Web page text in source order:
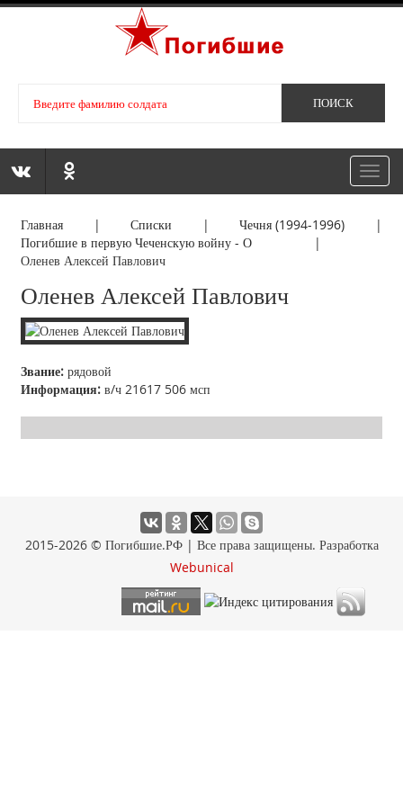
Главная |Списки |Чечня (1994-1996) |
Погибшие в первую Чеченскую войну - О |
Оленев Алексей Павлович
Оленев Алексей Павлович
Звание: рядовой
Информация: в/ч 21617 506 мсп
2015-2026 © Погибшие.РФ | Все права защищены. Разработка
Webunical